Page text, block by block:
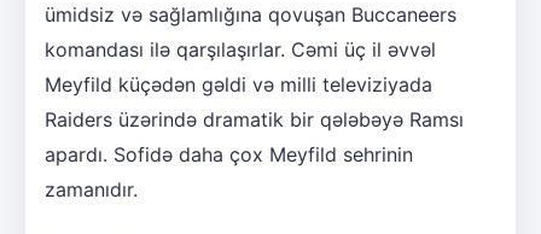
ümidsiz və sağlamlığına qovuşan Buccaneers
komandası ilə qarşılaşırlar. Cəmi üç il əvvəl
Meyfild küçədən gəldi və milli televiziyada
Raiders üzərində dramatik bir qələbəyə Ramsı
apardı. Sofidə daha çox Meyfild sehrinin
zamanıdır.